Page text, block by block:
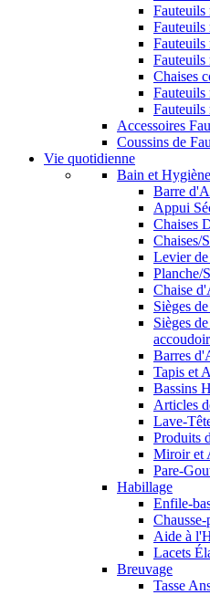
Fauteuils
Fauteuils
Fauteuils
Fauteuils
Chaises
Fauteuils
Accessoires
Coussins de
Vie quotidienne
Bain et Hygiène
Barre
Appui
Chaises
Chaises/
Levier
Planche/
Chaise
Sièges
Sièges
Barres
Tapis et
Bassins
Articles
Lave-
Produits
Miroir et
Pare-
Habillage
Enfile-
Chausse-
Aide à
Lacets
Breuvage
Tasse